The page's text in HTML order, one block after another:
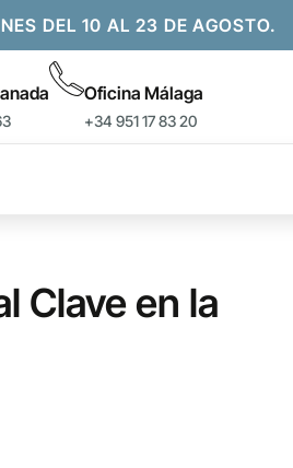
DEL 10 AL 23 DE AGOSTO.
Oficina Málaga
+34 951 17 83 20
Clave en la